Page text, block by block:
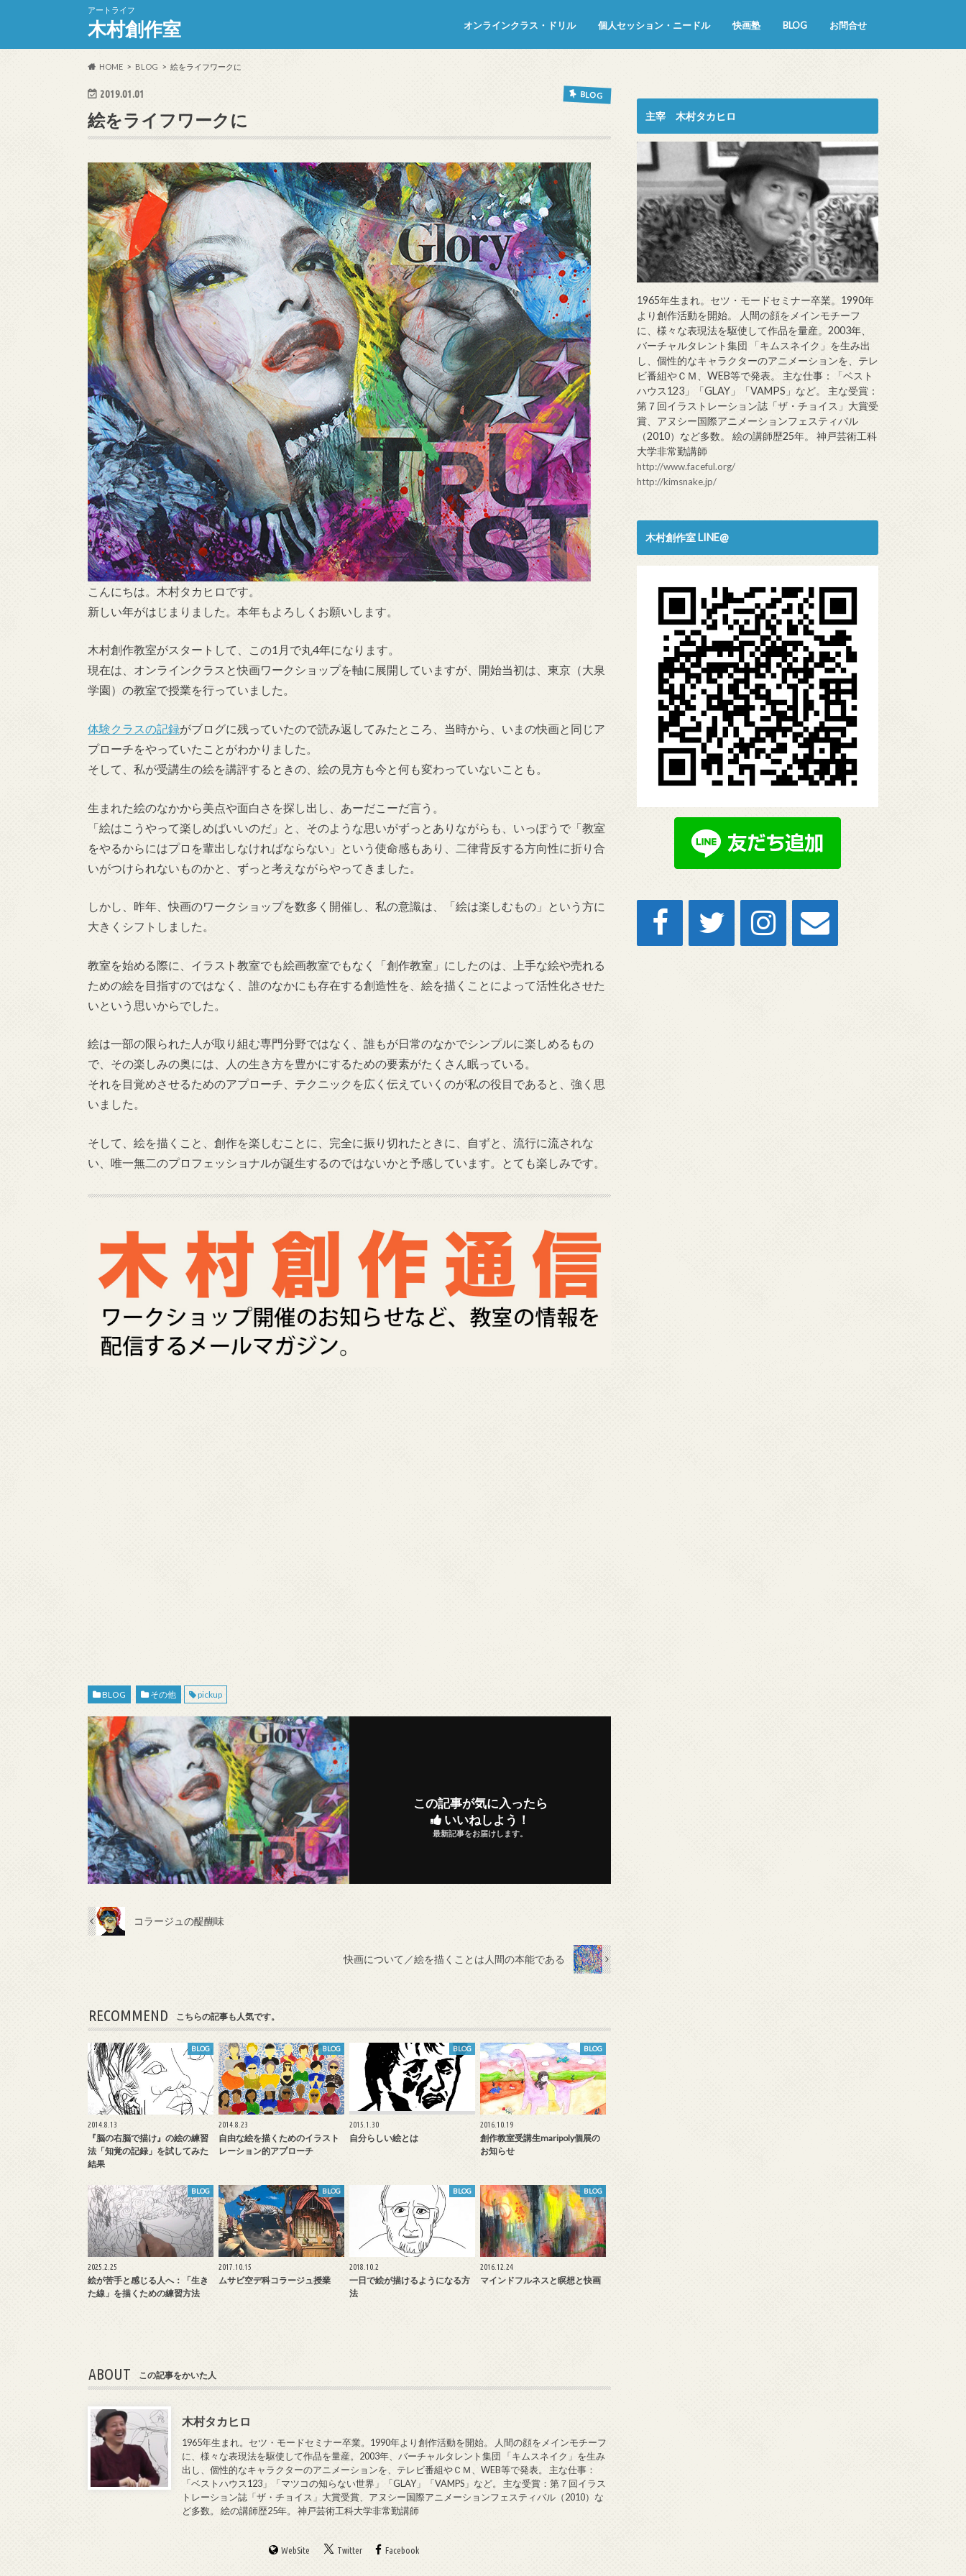
アートライフ
木村創作室 オンラインクラス・ドリル 個人セッション・ニードル 快画塾 BLOG お問合せ
HOME BLOG 絵をライフワークに
2019.01.01 BLOG
絵をライフワークに
こんにちは。木村タカヒロです。
新しい年がはじまりました。本年もよろしくお願いします。
木村創作教室がスタートして、この1月で丸4年になります。
現在は、オンラインクラスと快画ワークショップを軸に展開していますが、開始当初は、東京（大泉
学園）の教室で授業を行っていました。
体験クラスの記録がブログに残っていたので読み返してみたところ、当時から、いまの快画と同じア
プローチをやっていたことがわかりました。
そして、私が受講生の絵を講評するときの、絵の見方も今と何も変わっていないことも。
生まれた絵のなかから美点や面白さを探し出し、あーだこーだ言う。
「絵はこうやって楽しめばいいのだ」と、そのような思いがずっとありながらも、いっぽうで「教室
をやるからにはプロを輩出しなければならない」という使命感もあり、二律背反する方向性に折り合
いがつけられないものかと、ずっと考えながらやってきました。
しかし、昨年、快画のワークショップを数多く開催し、私の意識は、「絵は楽しむもの」という方に
大きくシフトしました。
教室を始める際に、イラスト教室でも絵画教室でもなく「創作教室」にしたのは、上手な絵や売れる
ための絵を目指すのではなく、誰のなかにも存在する創造性を、絵を描くことによって活性化させた
いという思いからでした。
絵は一部の限られた人が取り組む専門分野ではなく、誰もが日常のなかでシンプルに楽しめるもの
で、その楽しみの奥には、人の生き方を豊かにするための要素がたくさん眠っている。
それを目覚めさせるためのアプローチ、テクニックを広く伝えていくのが私の役目であると、強く思
いました。
そして、絵を描くこと、創作を楽しむことに、完全に振り切れたときに、自ずと、流行に流されな
い、唯一無二のプロフェッショナルが誕生するのではないかと予感しています。とても楽しみです。
BLOG その他 pickup
この記事が気に入ったら
いいねしよう！
最新記事をお届けします。
コラージュの醍醐味
快画について／絵を描くことは人間の本能である
RECOMMEND こちらの記事も人気です。
BLOG
2014.8.13
『脳の右脳で描け』の絵の練習
法「知覚の記録」を試してみた
結果
BLOG
2014.8.23
自由な絵を描くためのイラスト
レーション的アプローチ
BLOG
2015.1.30
自分らしい絵とは
BLOG
2016.10.19
創作教室受講生maripoly個展の
お知らせ
BLOG
2025.2.25
絵が苦手と感じる人へ：「生き
た線」を描くための練習方法
BLOG
2017.10.15
ムサビ空デ科コラージュ授業
BLOG
2018.10.2
一日で絵が描けるようになる方
法
BLOG
2016.12.24
マインドフルネスと瞑想と快画
ABOUT この記事をかいた人
木村タカヒロ
1965年生まれ。セツ・モードセミナー卒業。1990年より創作活動を開始。 人間の顔をメインモチーフ
に、様々な表現法を駆使して作品を量産。2003年、バーチャルタレント集団 「キムスネイク」を生み
出し、個性的なキャラクターのアニメーションを、テレビ番組やＣＭ、WEB等で発表。 主な仕事：
「ベストハウス123」「マツコの知らない世界」「GLAY」「VAMPS」など。 主な受賞：第７回イラス
トレーション誌「ザ・チョイス」大賞受賞、アヌシー国際アニメーションフェスティバル（2010）な
ど多数。 絵の講師歴25年。 神戸芸術工科大学非常勤講師
WebSite Twitter Facebook
主宰 木村タカヒロ
1965年生まれ。セツ・モードセミナー卒業。1990年
より創作活動を開始。 人間の顔をメインモチーフ
に、様々な表現法を駆使して作品を量産。2003年、
バーチャルタレント集団 「キムスネイク」を生み出
し、個性的なキャラクターのアニメーションを、テレ
ビ番組やＣＭ、WEB等で発表。 主な仕事：「ベスト
ハウス123」「GLAY」「VAMPS」など。 主な受賞：
第７回イラストレーション誌「ザ・チョイス」大賞受
賞、アヌシー国際アニメーションフェスティバル
（2010）など多数。 絵の講師歴25年。 神戸芸術工科
大学非常勤講師
http://www.faceful.org/
http://kimsnake.jp/
木村創作室 LINE@